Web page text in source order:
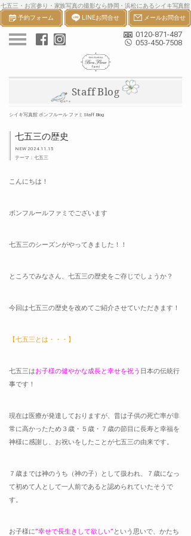
七五三・お宮参り・家族写真の撮影なら静岡・浜松にあるシイキ
ボンフルールへ。一生の宝物になる七五三・お宮参り等の家族写
0120-871-487
053-450-7508
予約フォーム LINEお問合せ メールお問合せ
Staff Blog
シイキ写真館 ボンフルール ファミ Staff Blog
七五三の歴史
NEW 2024.11.15
テーマ：七五三
こんにちは！
ボンフルールファミでございます
七五三のシーズンがやってきました！！
ところでみなさん、七五三の歴史をご存じでしょうか？
今回は七五三の歴史を改めてご紹介させていただきます！
【七五三とは・・・】
七五三はお子様の健やかな成長と幸せを祝う 日本の伝統行
事です！
現在は医療が発達しておりますが、昔は子供の死亡率が非
常に高かったため３歳・５歳・７歳の節目に長寿と幸福を
神様に感謝し、お祝いをしたことが七五三の由来です。
７歳までは神のうち（神の子）として扱われ、７歳になっ
て初めて人として一人前であると認められていたそうで
す。
お子様に”幸せで長生きして欲しい” という思いで、かたち